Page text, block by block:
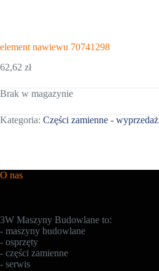
element nawiewu 70741298
62,62 zł
Brak w magazynie
Kategoria: Części zamienne - wyprzedaż
O nas
3W Maszyny Budowlane to:
- maszyny budowlane
- osprzęty
- części zamienne
- serwis